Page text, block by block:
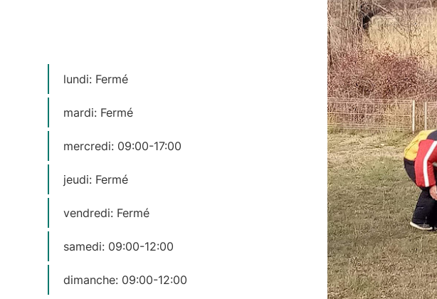
lundi: Fermé
mardi: Fermé
mercredi: 09:00-17:00
jeudi: Fermé
vendredi: Fermé
samedi: 09:00-12:00
dimanche: 09:00-12:00